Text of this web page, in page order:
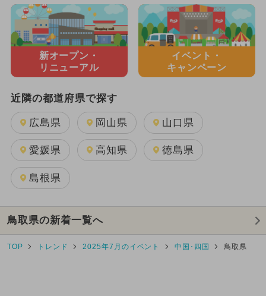
新オープン・
リニューアル
イベント・
キャンペーン
近隣の都道府県で探す
広島県 岡山県 山口県
愛媛県 高知県 徳島県
島根県
鳥取県の新着一覧へ
TOP トレンド 2025年7月のイベント 中国･四国 鳥取県